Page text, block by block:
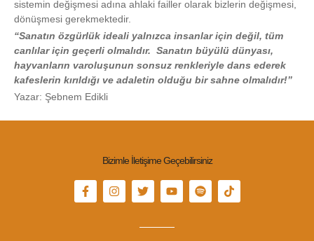
sistemin değişmesi adına ahlaki failler olarak bizlerin değişmesi,
dönüşmesi gerekmektedir.
“Sanatın özgürlük ideali yalnızca insanlar için değil, tüm
canlılar için geçerli olmalıdır. Sanatın büyülü dünyası,
hayvanların varoluşunun sonsuz renkleriyle dans ederek
kafeslerin kırıldığı ve adaletin olduğu bir sahne olmalıdır!”
Yazar: Şebnem Edikli
Bizimle İletişime Geçebilirsiniz